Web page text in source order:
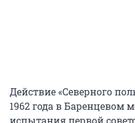
Действие «Северного
1962 года в Баренцевом
испытания первой